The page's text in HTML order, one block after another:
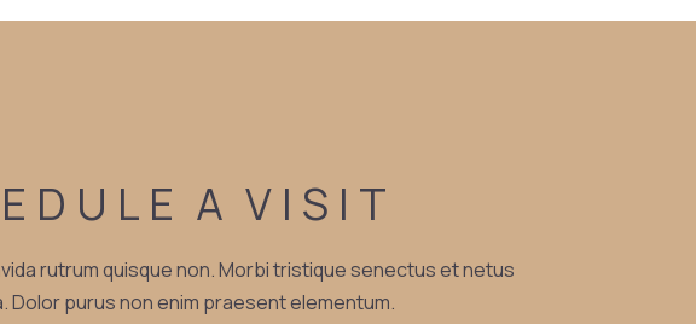
A VISIT
rutrum quisque non. Morbi tristique senectus et netus
Dolor purus non enim praesent elementum.